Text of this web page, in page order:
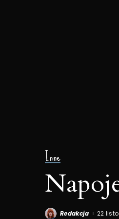
Inne
Posted
Redakcja 22